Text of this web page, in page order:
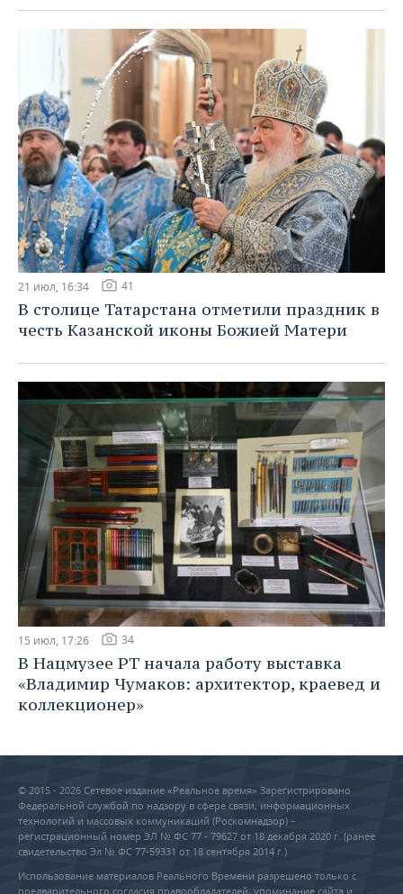
21 июл, 16:34 41
В столице Татарстана отметили праздник в
честь Казанской иконы Божией Матери
15 июл, 17:26 34
В Нацмузее РТ начала работу выставка
«Владимир Чумаков: архитектор, краевед и
коллекционер»
© 2015 - 2026 Сетевое издание «Реальное время» Зарегистрировано
Федеральной службой по надзору в сфере связи, информационных
технологий и массовых коммуникаций (Роскомнадзор) –
регистрационный номер ЭЛ № ФС 77 - 79627 от 18 декабря 2020 г. (ранее
свидетельство Эл № ФС 77-59331 от 18 сентября 2014 г.)
Использование материалов Реального Времени разрешено только с
предварительного согласия правообладателей, упоминание сайта и